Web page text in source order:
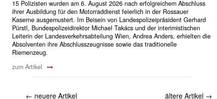
15 Polizisten wurden am 6. August 2026 nach erfolgreichem Abschluss
ihrer Ausbildung für den Motorraddienst feierlich in der Rossauer
Kaserne ausgemustert. Im Beisein von Landespolizeipräsident Gerhard
Pürstl, Bundespolizeidirektor Michael Takács und der interimistischen
Leiterin der Landesverkehrsabteilung Wien, Andrea Anders, erhielten die
Absolventen ihre Abschlusszeugnisse sowie das traditionelle
Riemenzeug.
zum Artikel
← neuere Artikel ältere Artikel →